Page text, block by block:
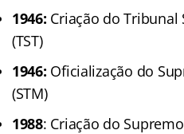
1946: Criação do
(TST)
1946: Oficialização do
(STM)
1988: Criação do